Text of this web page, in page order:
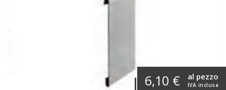
6,10 € IVA inclusa
al pezzo